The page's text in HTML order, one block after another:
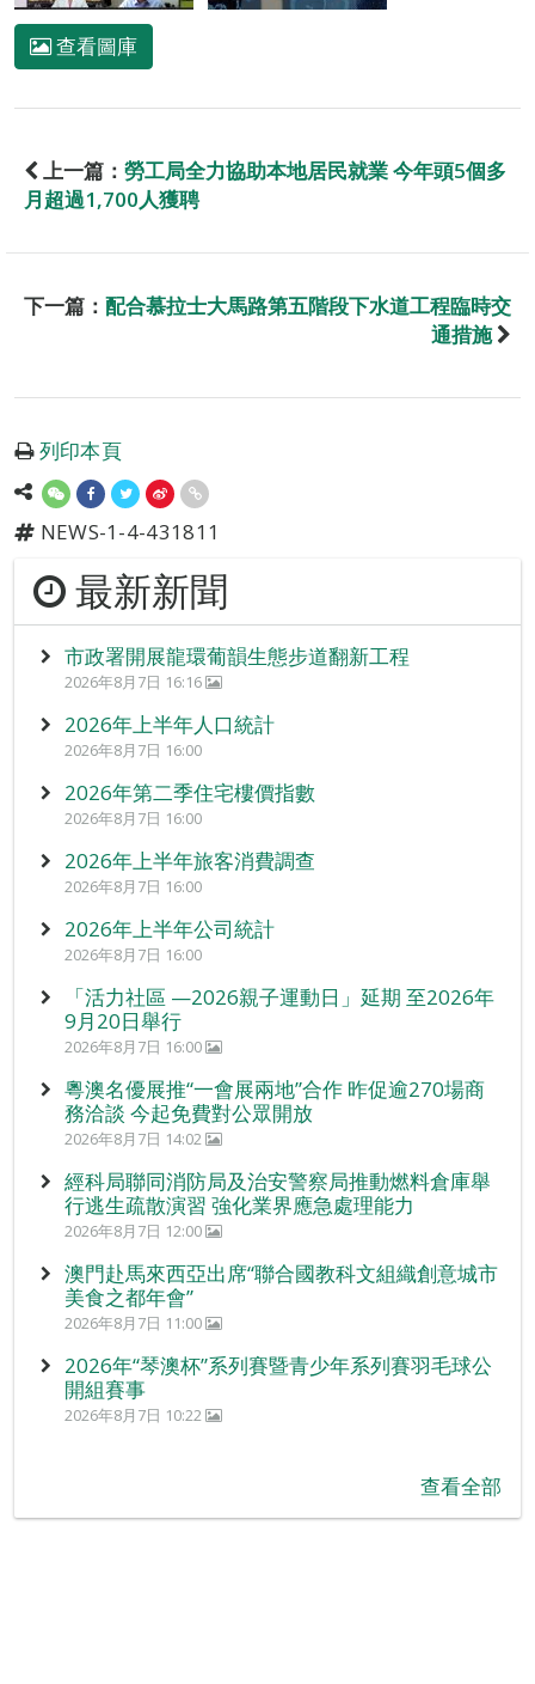
查看圖庫
上一篇： 勞工局全力協助本地居民就業 今年頭5個多
月超過1,700人獲聘
下一篇： 配合慕拉士大馬路第五階段下水道工程臨時交
通措施
列印本頁
NEWS-1-4-431811
最新新聞
市政署開展龍環葡韻生態步道翻新工程
2026年8月7日 16:16
2026年上半年人口統計
2026年8月7日 16:00
2026年第二季住宅樓價指數
2026年8月7日 16:00
2026年上半年旅客消費調查
2026年8月7日 16:00
2026年上半年公司統計
2026年8月7日 16:00
「活力社區 —2026親子運動日」延期 至2026年
9月20日舉行
2026年8月7日 16:00
粵澳名優展推“一會展兩地”合作 昨促逾270場商
務洽談 今起免費對公眾開放
2026年8月7日 14:02
經科局聯同消防局及治安警察局推動燃料倉庫舉
行逃生疏散演習 強化業界應急處理能力
2026年8月7日 12:00
澳門赴馬來西亞出席“聯合國教科文組織創意城市
美食之都年會”
2026年8月7日 11:00
2026年“琴澳杯”系列賽暨青少年系列賽羽毛球公
開組賽事
2026年8月7日 10:22
查看全部